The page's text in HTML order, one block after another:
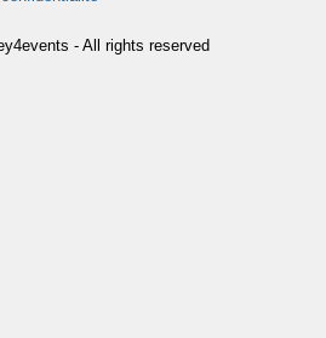
- All rights reserved